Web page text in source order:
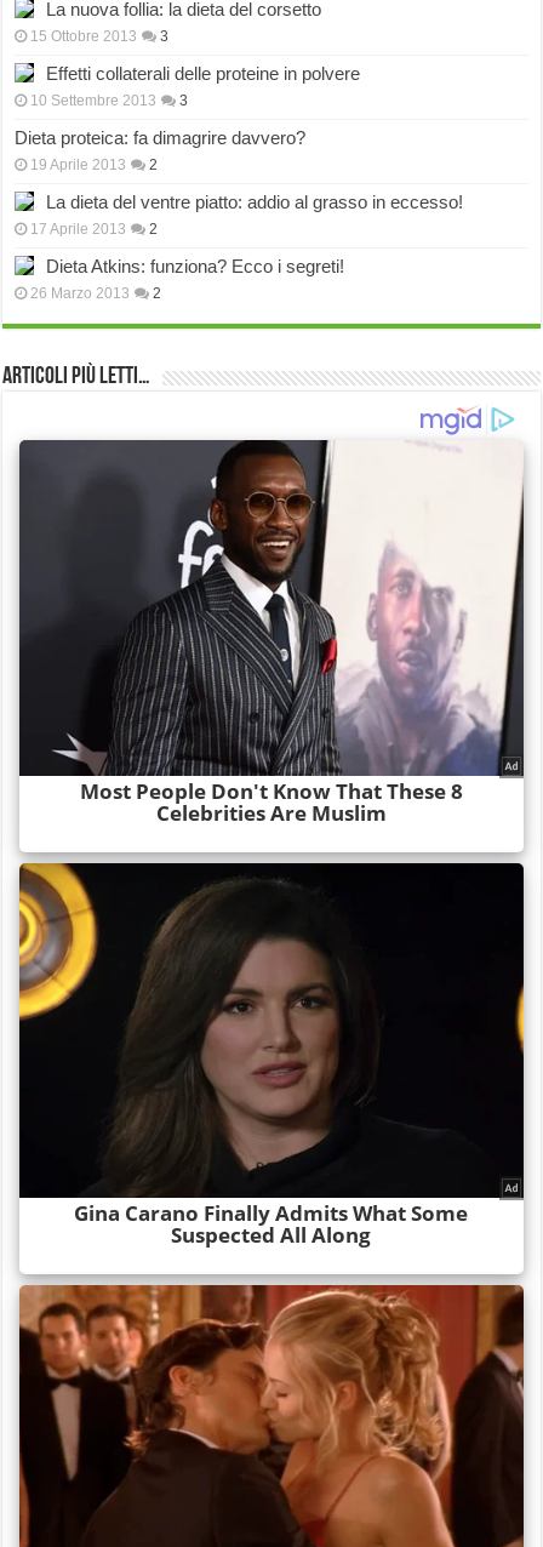
La nuova follia: la dieta del corsetto
15 Ottobre 2013 3
Effetti collaterali delle proteine in polvere
10 Settembre 2013 3
Dieta proteica: fa dimagrire davvero?
19 Aprile 2013 2
La dieta del ventre piatto: addio al grasso in eccesso!
17 Aprile 2013 2
Dieta Atkins: funziona? Ecco i segreti!
26 Marzo 2013 2
Articoli più Letti…